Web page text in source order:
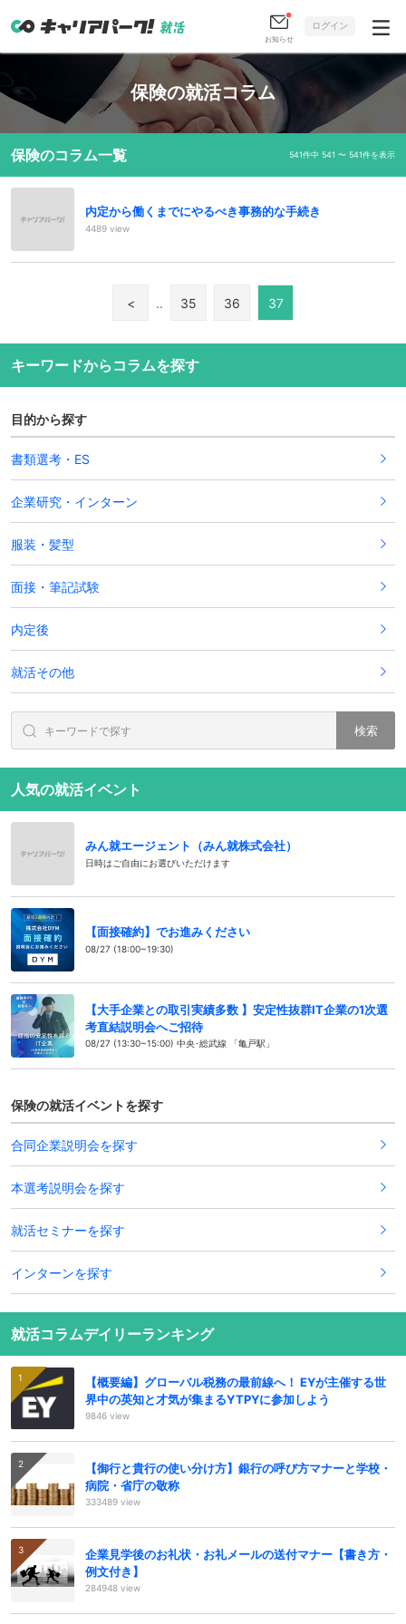
お知らせ
ログイン
保険の就活コラム
保険のコラム一覧 541件中 541 〜 541件を表示
内定から働くまでにやるべき事務的な手続き
4489 view
< .. 35 36 37
キーワードからコラムを探す
目的から探す
書類選考・ES
企業研究・インターン
服装・髪型
面接・筆記試験
内定後
就活その他
検索
人気の就活イベント
みん就エージェント（みん就株式会社）
日時はご自由にお選びいただけます
【面接確約】でお進みください
08/27 (18:00~19:30)
【大手企業との取引実績多数 】安定性抜群IT企業の1次選
考直結説明会へご招待
08/27 (13:30~15:00) 中央･総武線 「亀戸駅」
保険の就活イベントを探す
合同企業説明会を探す
本選考説明会を探す
就活セミナーを探す
インターンを探す
就活コラムデイリーランキング
【概要編】グローバル税務の最前線へ！ EYが主催する世
界中の英知と才気が集まるYTPYに参加しよう
9846 view
【御行と貴行の使い分け方】銀行の呼び方マナーと学校・
病院・省庁の敬称
333489 view
企業見学後のお礼状・お礼メールの送付マナー【書き方・
例文付き】
284948 view